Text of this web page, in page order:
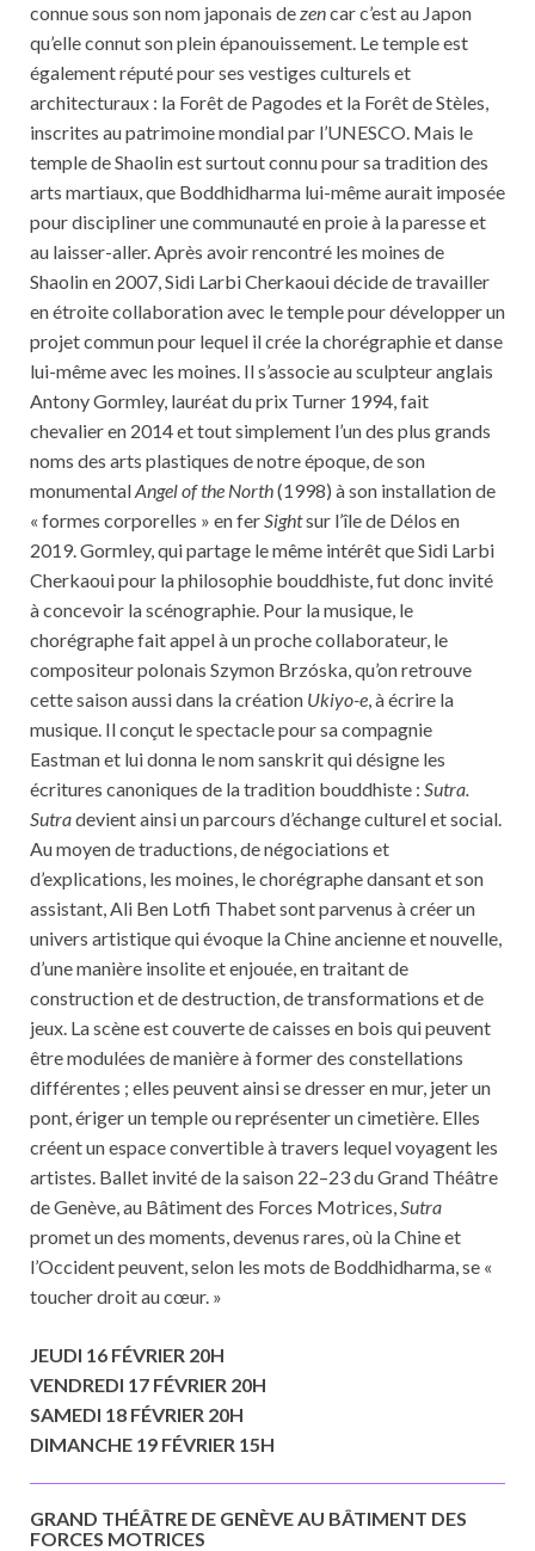
connue sous son nom japonais dezencar c’est au Japon
qu’elle connut son plein épanouissement. Le temple est
également réputé pour ses vestiges culturels et
architecturaux : la Forêt de Pagodes et la Forêt de Stèles,
inscrites au patrimoine mondial par l’UNESCO. Mais le
temple de Shaolin est surtout connu pour sa tradition des
arts martiaux, que Boddhidharma lui-même aurait imposée
pour discipliner une communauté en proie à la paresse et
au laisser-aller. Après avoir rencontré les moines de
Shaolin en 2007, Sidi Larbi Cherkaoui décide de travailler
en étroite collaboration avec le temple pour développer un
projet commun pour lequel il crée la chorégraphie et danse
lui-même avec les moines. Il s’associe au sculpteur anglais
Antony Gormley, lauréat du prix Turner 1994, fait
chevalier en 2014 et tout simplement l’un des plus grands
noms des arts plastiques de notre époque, de son
monumentalAngel of the North(1998) à son installation de
« formes corporelles » en ferSightsur l’île de Délos en
2019. Gormley, qui partage le même intérêt que Sidi Larbi
Cherkaoui pour la philosophie bouddhiste, fut donc invité
à concevoir la scénographie. Pour la musique, le
chorégraphe fait appel à un proche collaborateur, le
compositeur polonais Szymon Brzóska, qu’on retrouve
cette saison aussi dans la création Ukiyo-e, à écrire la
musique. Il conçut le spectacle pour sa compagnie
Eastman et lui donna le nom sanskrit qui désigne les
écritures canoniques de la tradition bouddhiste : Sutra.
Sutradevient ainsi un parcours d’échange culturel et social.
Au moyen de traductions, de négociations et
d’explications, les moines, le chorégraphe dansant et son
assistant, Ali Ben Lotfi Thabet sont parvenus à créer un
univers artistique qui évoque la Chine ancienne et nouvelle,
d’une manière insolite et enjouée, en traitant de
construction et de destruction, de transformations et de
jeux. La scène est couverte de caisses en bois qui peuvent
être modulées de manière à former des constellations
différentes ; elles peuvent ainsi se dresser en mur, jeter un
pont, ériger un temple ou représenter un cimetière. Elles
créent un espace convertible à travers lequel voyagent les
artistes. Ballet invité de la saison 22–23 du Grand Théâtre
de Genève, au Bâtiment des Forces Motrices,Sutra
promet un des moments, devenus rares, où la Chine et
l’Occident peuvent, selon les mots de Boddhidharma, se «
toucher droit au cœur. »
JEUDI 16 FÉVRIER 20H
VENDREDI 17 FÉVRIER 20H
SAMEDI 18 FÉVRIER 20H
DIMANCHE 19 FÉVRIER 15H
GRAND THÉÂTRE DE GENÈVE AU BÂTIMENT DES
FORCES MOTRICES